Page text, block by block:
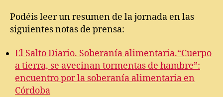
Podéis leer un resumen de la jornada en las
siguientes notas de prensa:
El Salto Diario. Soberanía alimentaria.“Cuerpo
a tierra, se avecinan tormentas de hambre”:
encuentro por la soberanía alimentaria en
Córdoba